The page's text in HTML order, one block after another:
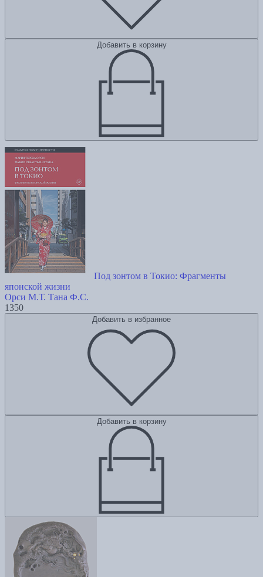
Добавить в корзину
Под зонтом в Токио: Фрагменты
японской жизни
Орси М.Т. Тана Ф.С.
1350
Добавить в избранное
Добавить в корзину